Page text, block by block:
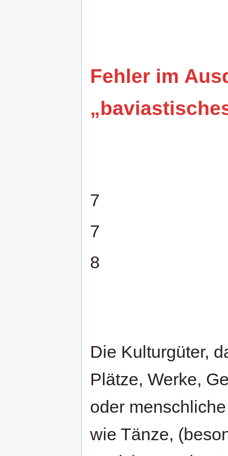
Fehler im
7
7
8
Die Kulturgüter,
Plätze, Werke,
oder
wie Tänze,